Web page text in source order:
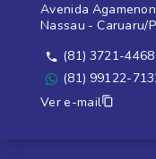
Avenida
Nassau - Caruaru/
(81) 3721-4468
(81) 99122-
Ver e-mail